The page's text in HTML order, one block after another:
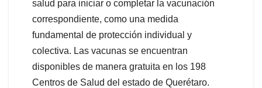
salud para iniciar o completar la vacunación
correspondiente, como una medida
fundamental de protección individual y
colectiva. Las vacunas se encuentran
disponibles de manera gratuita en los 198
Centros de Salud del estado de Querétaro.